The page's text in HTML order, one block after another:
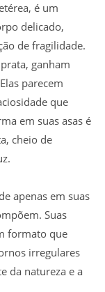
é um
delicado,
de fragilidade.
ganham
parecem
que
em suas asas é
cheio de
apenas em suas
Suas
formato que
irregulares
da natureza e a